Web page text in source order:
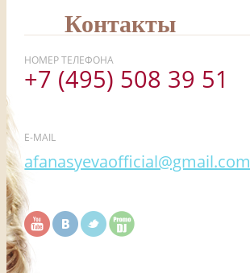
Контакты
НОМЕР ТЕЛЕФОНА
+7 (495) 508 39 51
E-MAIL
afanasyevaofficial@gmail.com